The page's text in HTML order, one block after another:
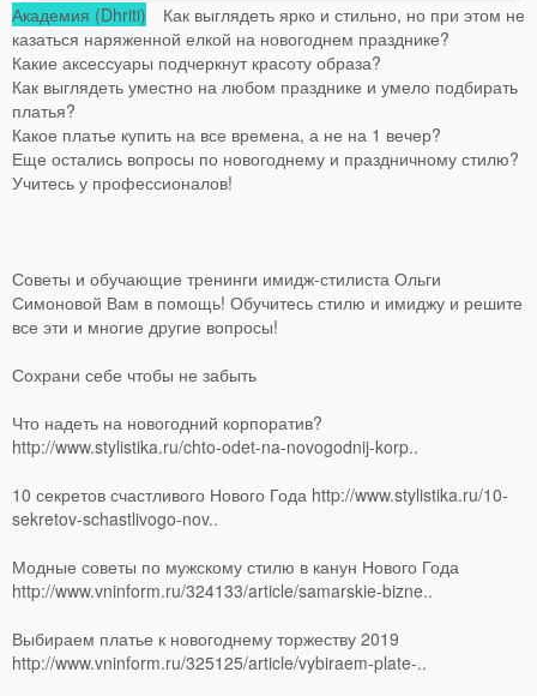
Академия (Dhriti) Как выглядеть ярко и стильно, но при этом не
казаться наряженной елкой на новогоднем празднике?
Какие аксессуары подчеркнут красоту образа?
Как выглядеть уместно на любом празднике и умело подбирать
платья?
Какое платье купить на все времена, а не на 1 вечер?
Еще остались вопросы по новогоднему и праздничному стилю?
Учитесь у профессионалов!
Советы и обучающие тренинги имидж-стилиста Ольги
Симоновой Вам в помощь! Обучитесь стилю и имиджу и решите
все эти и многие другие вопросы!
Сохрани себе чтобы не забыть
Что надеть на новогодний корпоратив?
http://www.stylistika.ru/chto-odet-na-novogodnij-korp..
10 секретов счастливого Нового Года http://www.stylistika.ru/10-
sekretov-schastlivogo-nov..
Модные советы по мужскому стилю в канун Нового Года
http://www.vninform.ru/324133/article/samarskie-bizne..
Выбираем платье к новогоднему торжеству 2019
http://www.vninform.ru/325125/article/vybiraem-plate-..